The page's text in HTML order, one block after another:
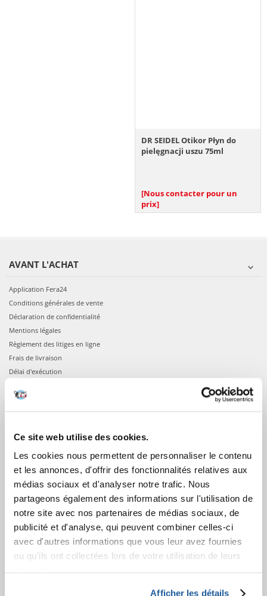
Ce site web utilise des cookies.
Les cookies nous permettent de personnaliser le contenu
et les annonces, d'offrir des fonctionnalités relatives aux
médias sociaux et d'analyser notre trafic. Nous
partageons également des informations sur l'utilisation de
notre site avec nos partenaires de médias sociaux, de
publicité et d'analyse, qui peuvent combiner celles-ci
avec d'autres informations que vous leur avez fournies
ou qu'ils ont collectées lors de votre utilisation de leurs
Afficher les détails
DR SEIDEL Otikor Płyn do
pielęgnacji uszu 75ml
[Nous contacter pour un
prix]
AVANT L'ACHAT
Application Fera24
Conditions générales de vente
Déclaration de confidentialité
Mentions légales
Règlement des litiges en ligne
Frais de livraison
Délai d'exécution
À propos de nous
COMMANDES
Confirmation de la commande
Connexion à votre compte
Informations sur la commande
Votre commande
APRÈS L'ACHAT
Factures